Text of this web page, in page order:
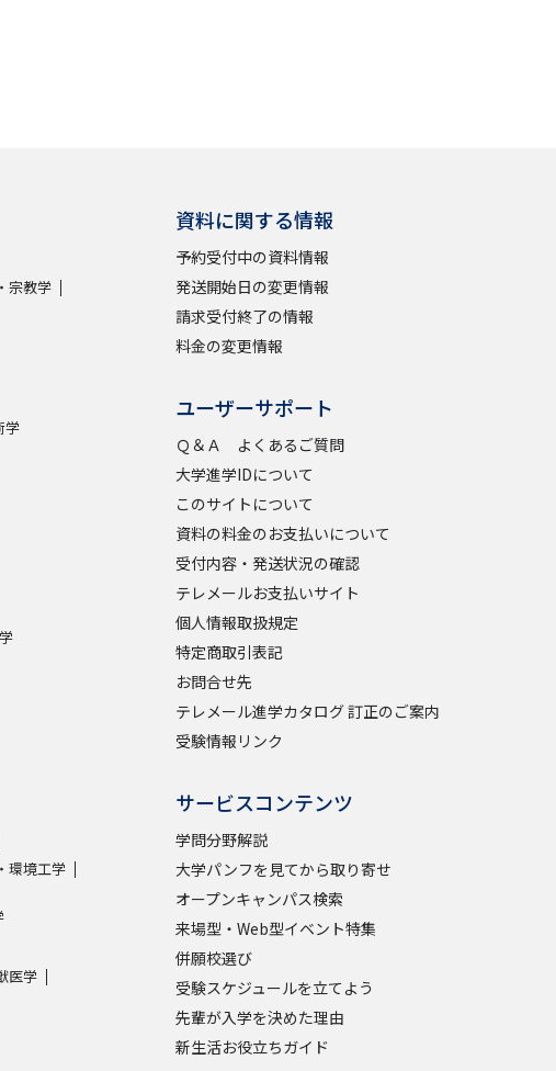
宗教学
学
環境工学
医学
資料に関する情報
予約受付中の資料情報
発送開始日の変更情報
請求受付終了の情報
料金の変更情報
ユーザーサポート
Ｑ＆Ａ よくあるご質問
大学進学IDについて
このサイトについて
資料の料金のお支払いについて
受付内容・発送状況の確認
テレメールお支払いサイト
個人情報取扱規定
特定商取引表記
お問合せ先
テレメール進学カタログ 訂正のご案内
受験情報リンク
サービスコンテンツ
学問分野解説
大学パンフを見てから取り寄せ
オープンキャンパス検索
来場型・Web型イベント特集
併願校選び
受験スケジュールを立てよう
先輩が入学を決めた理由
新生活お役立ちガイド